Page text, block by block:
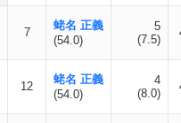
7
蛯名 正義
(54.0)
5
(7.5)
12
蛯名 正義
(54.0)
4
(8.0)